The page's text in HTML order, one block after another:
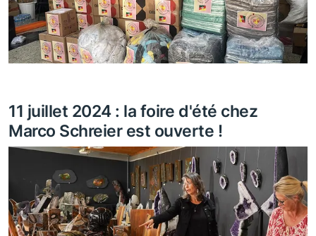
11 juillet 2024 : la foire d'été chez
Marco Schreier est ouverte !